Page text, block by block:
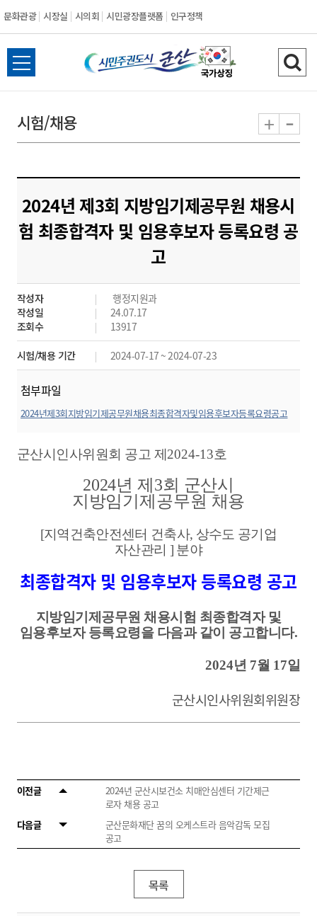
문화관광 시장실 시의회 시민광장플랫폼 인구정책
시
민
도
시
군
산
전
체
뉴
열
검
색
기
시험/채용 + -
2024년 제3회 지방임기제공무원 채용시
험 최종합격자 및 임용후보자 등록요령 공
고
작성자
행정지원과
작성일
24.07.17
조회수
13917
시험/채용 기간 2024-07-17 ~ 2024-07-23
첨부파일
2024년제3회지방임기제공무원채용최종합격자및임용후보자등록요령공고
군산시인사위원회 공고 제 2024-13호
2024년 제 3회 군산시
지방임기제공무원 채용
[지역건축안전센터 건축사, 상수도 공기업
자산관리 ] 분야
최종합격자 및 임용후보자 등록요령 공고
지방임기제공무원 채용시험 최종합격자 및
임용후보자 등록요령을 다음과 같이 공고합니다.
2024년 7월 17일
군산시인사위원회위원장
이전글
2024년 군산시보건소 치매안심센터 기간제근
로자 채용 공고
다음글
군산문화재단 꿈의 오케스트라 음악감독 모집
공고
목록